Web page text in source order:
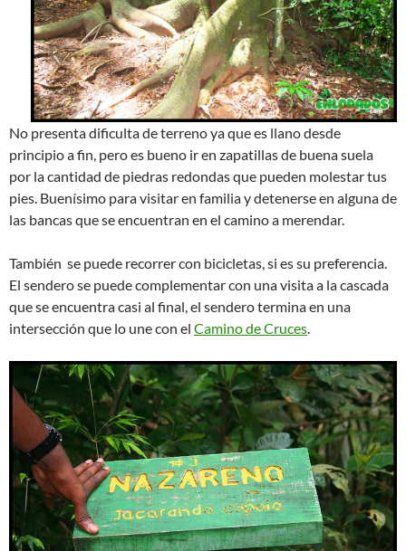
No presenta dificulta de terreno ya que es llano desde
principio a fin, pero es bueno ir en zapatillas de buena suela
por la cantidad de piedras redondas que pueden molestar tus
pies. Buenísimo para visitar en familia y detenerse en alguna de
las bancas que se encuentran en el camino a merendar.
También se puede recorrer con bicicletas, si es su preferencia.
El sendero se puede complementar con una visita a la cascada
que se encuentra casi al final, el sendero termina en una
intersección que lo une con el Camino de Cruces.